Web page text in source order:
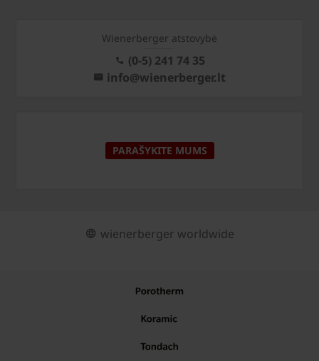
Wienerberger atstovybė
(0-5) 241 74 35
info@wienerberger.lt
PARAŠYKITE MUMS
wienerberger worldwide